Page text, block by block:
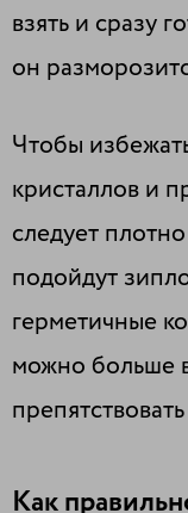
взять и сразу
он
Чтобы
кристаллов и
следует
подойдут
герметичные
можно больше
Как